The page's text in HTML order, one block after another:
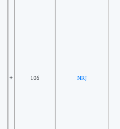
+ 106 NRJ